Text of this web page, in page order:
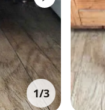
1/3